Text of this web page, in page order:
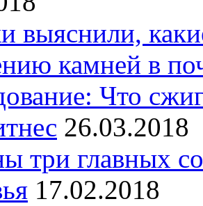
выяснили,
камней в
Что
26.03.2018
три главных
17.02.2018